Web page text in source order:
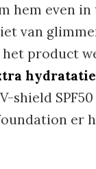
hem even in
van
product
hydratatie
shield
er